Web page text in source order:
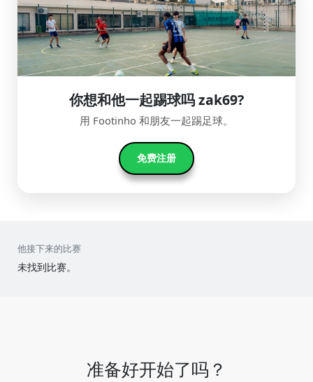
你想和他一起踢球吗 zak69?
用 Footinho 和朋友一起踢足球。
免费注册
他接下来的比赛
未找到比赛。
准备好开始了吗？